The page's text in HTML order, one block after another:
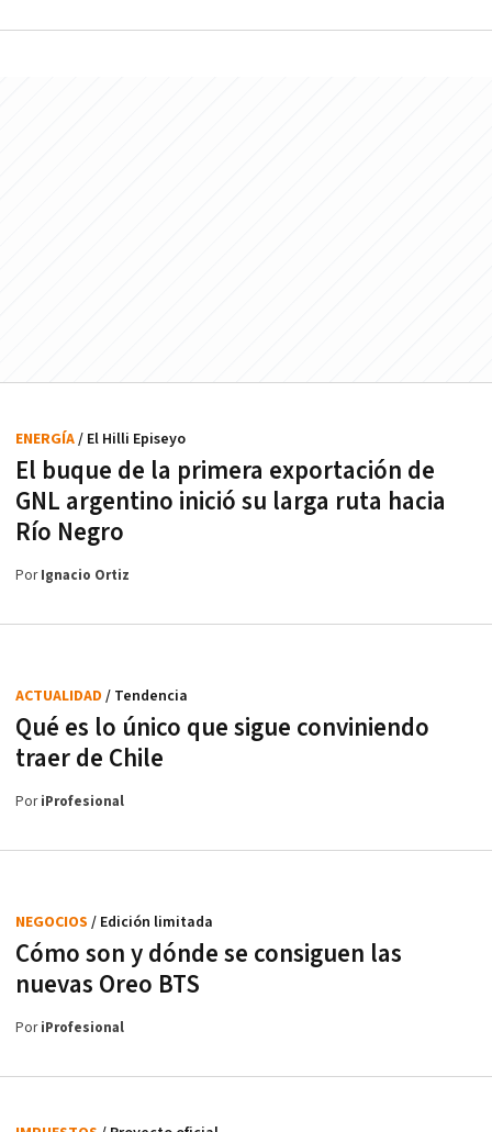
El buque de la primera exportación de
GNL argentino inició su larga ruta hacia
Río Negro
ENERGÍA/ El Hilli Episeyo
PorIgnacio Ortiz
Qué es lo único que sigue conviniendo
traer de Chile
ACTUALIDAD / Tendencia
PoriProfesional
Cómo son y dónde se consiguen las
nuevas Oreo BTS
NEGOCIOS / Edición limitada
PoriProfesional